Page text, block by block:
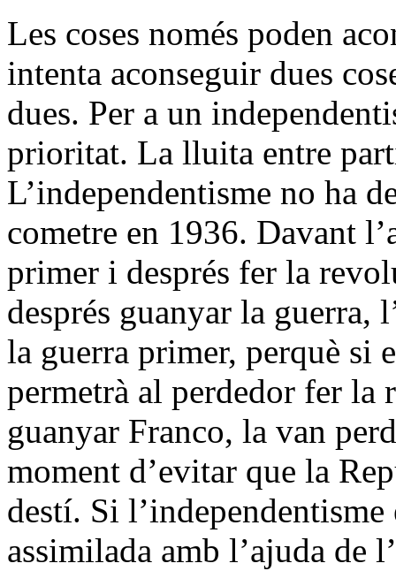
Les coses només poden
intenta aconseguir dues
dues. Per a un
prioritat. La lluita entre
L’independentisme no ha
cometre en 1936. Davant
primer i després fer la
després guanyar la guerra,
la guerra primer, perquè si
permetrà al perdedor fer
guanyar Franco, la van
moment d’evitar que la
destí. Si l’independentisme
assimilada amb l’ajuda de